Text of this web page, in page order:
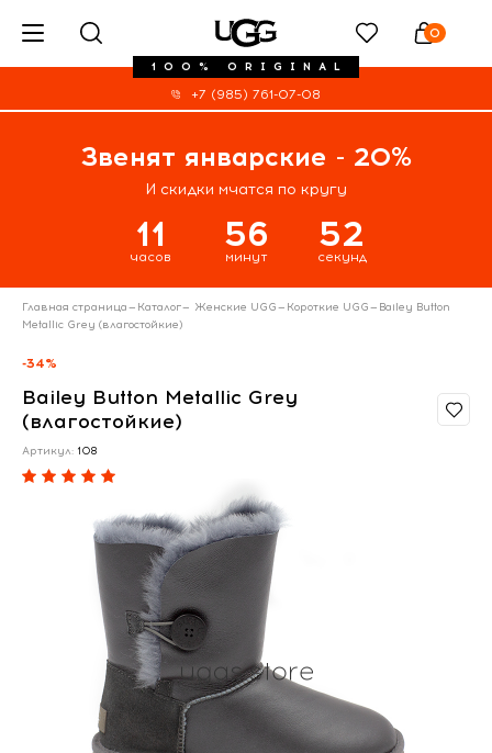
100% ORIGINAL
0
+7 (985) 761-07-08
Звенят январские - 20%
И скидки мчатся по кругу
11
часов
56
минут
52
секунд
Главная страница— Каталог— Женские UGG— Короткие UGG— Bailey Button
Metallic Grey (влагостойкие)
-34%
Bailey Button Metallic Grey
(влагостойкие)
Артикул: 108